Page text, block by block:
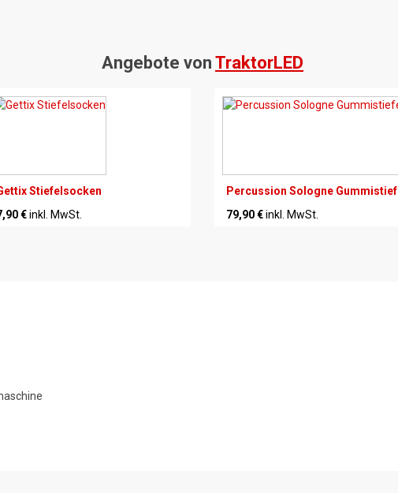
Angebote von TraktorLED
Stiefelsocken
€ inkl. MwSt.
Percussion Sologne
79,90 €inkl. MwSt.